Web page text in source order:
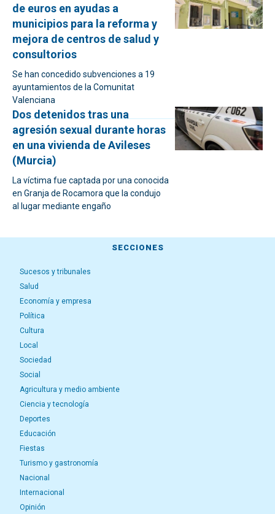
de euros en ayudas a
municipios para la reforma y
mejora de centros de salud y
consultorios
Se han concedido subvenciones a 19
ayuntamientos de la Comunitat
Valenciana
Dos detenidos tras una
agresión sexual durante horas
en una vivienda de Avileses
(Murcia)
La víctima fue captada por una conocida
en Granja de Rocamora que la condujo
al lugar mediante engaño
SECCIONES
Sucesos y tribunales
Salud
Economía y empresa
Política
Cultura
Local
Sociedad
Social
Agricultura y medio ambiente
Ciencia y tecnología
Deportes
Educación
Fiestas
Turismo y gastronomía
Nacional
Internacional
Opinión